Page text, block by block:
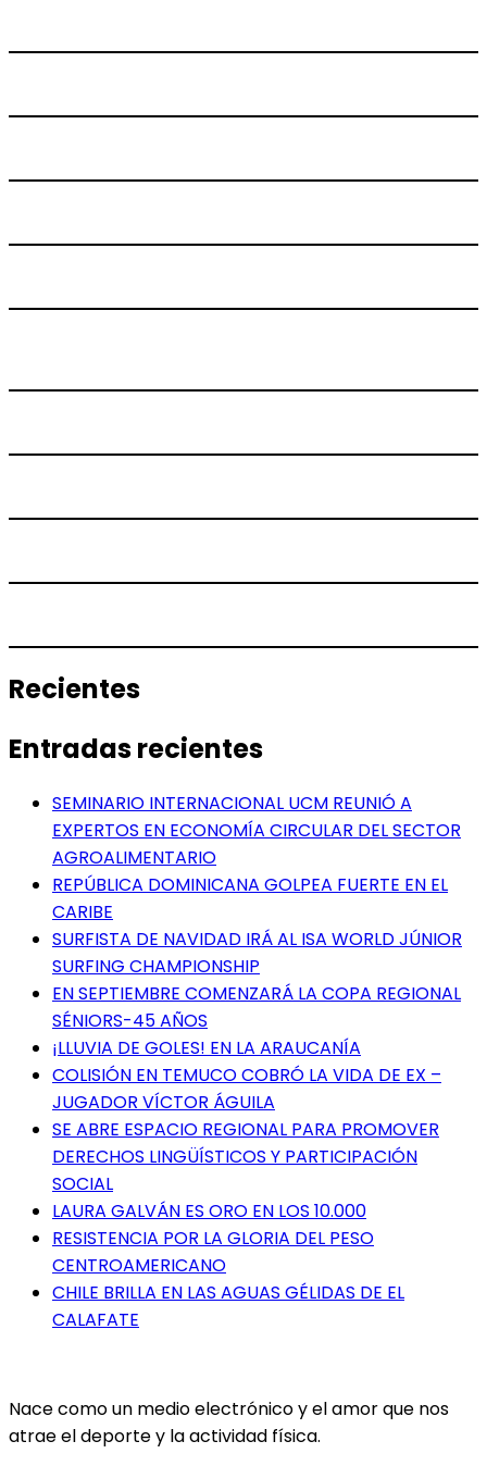
Recientes
Entradas recientes
SEMINARIO INTERNACIONAL UCM REUNIÓ A
EXPERTOS EN ECONOMÍA CIRCULAR DEL SECTOR
AGROALIMENTARIO
REPÚBLICA DOMINICANA GOLPEA FUERTE EN EL
CARIBE
SURFISTA DE NAVIDAD IRÁ AL ISA WORLD JÚNIOR
SURFING CHAMPIONSHIP
EN SEPTIEMBRE COMENZARÁ LA COPA REGIONAL
SÉNIORS-45 AÑOS
¡LLUVIA DE GOLES! EN LA ARAUCANÍA
COLISIÓN EN TEMUCO COBRÓ LA VIDA DE EX –
JUGADOR VÍCTOR ÁGUILA
SE ABRE ESPACIO REGIONAL PARA PROMOVER
DERECHOS LINGÜÍSTICOS Y PARTICIPACIÓN
SOCIAL
LAURA GALVÁN ES ORO EN LOS 10.000
RESISTENCIA POR LA GLORIA DEL PESO
CENTROAMERICANO
CHILE BRILLA EN LAS AGUAS GÉLIDAS DE EL
CALAFATE
Nace como un medio electrónico y el amor que nos
atrae el deporte y la actividad física.